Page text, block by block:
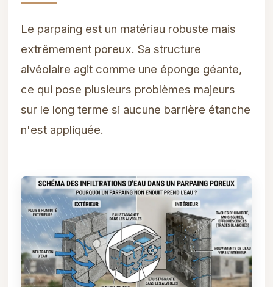
Le parpaing est un matériau robuste mais
extrêmement poreux. Sa structure
alvéolaire agit comme une éponge géante,
ce qui pose plusieurs problèmes majeurs
sur le long terme si aucune barrière étanche
n'est appliquée.